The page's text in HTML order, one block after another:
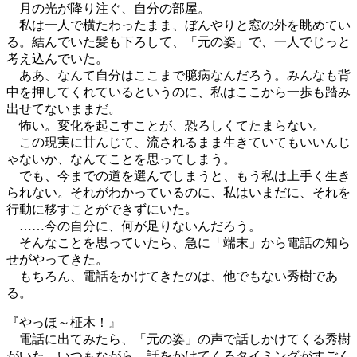
月の光が降り注ぐ、自分の部屋。
私は一人で横たわったまま、ぼんやりと窓の外を眺めてい
る。結んでいた髪も下ろして、「元の姿」で、一人でじっと
考え込んでいた。
ああ、なんて自分はここまで臆病なんだろう。みんなも背
中を押してくれているというのに、私はここから一歩も踏み
出せてないままだ。
怖い。変化を起こすことが、恐ろしくてたまらない。
この現実に甘んじて、流されるまま生きていてもいいんじ
ゃないか、なんてことを思ってしまう。
でも、今までの道を選んでしまうと、もう私は上手く生き
られない。それがわかっているのに、私はいまだに、それを
行動に移すことができずにいた。
……今の自分に、何が足りないんだろう。
そんなことを思っていたら、急に「端末」から電話の知ら
せがやってきた。
もちろん、電話をかけてきたのは、他でもない秀樹であ
る。
『やっほ～柾木！』
電話に出てみたら、「元の姿」の声で話しかけてくる秀樹